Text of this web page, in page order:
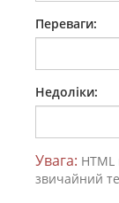
Переваги:
Недоліки:
Увага:
звичайний